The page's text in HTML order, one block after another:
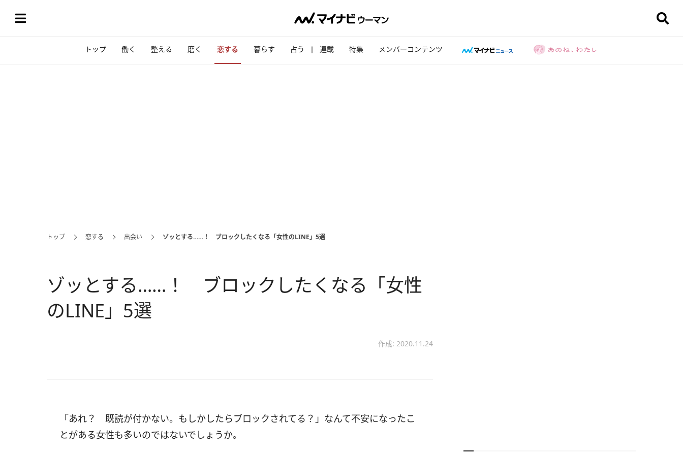
トップ 働く 整える 磨く 恋する 暮らす 占う 連載 特集 メンバーコンテンツ
トップ 恋する 出会い ゾッとする……！ ブロックしたくなる「女性のLINE」5選
ゾッとする……！ ブロックしたくなる「女性
のLINE」5選
作成: 2020.11.24
「あれ？ 既読が付かない。もしかしたらブロックされてる？」なんて不安になったこ
とがある女性も多いのではないでしょうか。